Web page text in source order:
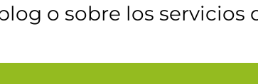
o sobre los